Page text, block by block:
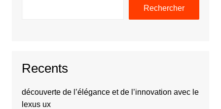
Rechercher
Recents
découverte de l’élégance et de l’innovation avec le
lexus ux